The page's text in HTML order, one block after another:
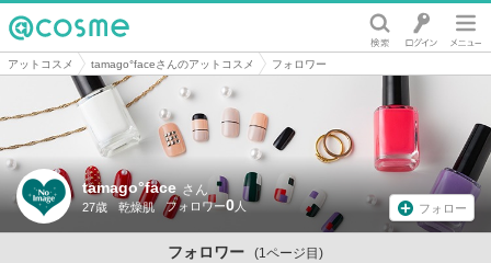
@cosme
アットコスメ tamago°faceさんのアットコスメ フォロワー
tamago°face さん
27歳 乾燥肌 0 フォロー
フォロワー (1ページ目)